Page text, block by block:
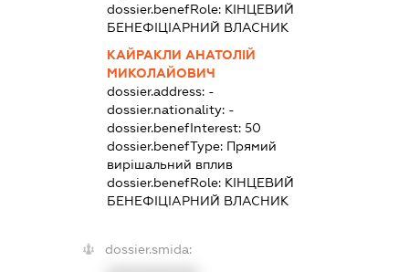
dossier.benefRole: КІНЦЕВИЙ
БЕНЕФІЦІАРНИЙ ВЛАСНИК
КАЙРАКЛИ АНАТОЛІЙ
МИКОЛАЙОВИЧ
dossier.address: -
dossier.nationality: -
dossier.benefInterest:50
dossier.benefType: Прямий
вирішальний вплив
dossier.benefRole: КІНЦЕВИЙ
БЕНЕФІЦІАРНИЙ ВЛАСНИК
dossier.smida: